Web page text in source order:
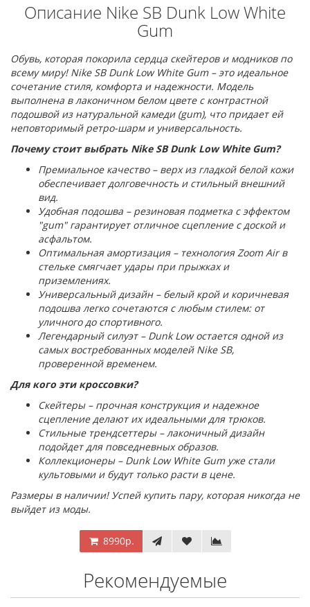
Описание Nike SB Dunk Low White
Gum
Обувь, которая покорила сердца скейтеров и модников по
всему миру! Nike SB Dunk Low White Gum – это идеальное
сочетание стиля, комфорта и надежности. Модель
выполнена в лаконичном белом цвете с контрастной
подошвой из натуральной камеди (gum), что придает ей
неповторимый ретро-шарм и универсальность.
Почему стоит выбрать Nike SB Dunk Low White Gum?
Премиальное качество – верх из гладкой белой кожи
обеспечивает долговечность и стильный внешний
вид.
Удобная подошва – резиновая подметка с эффектом
"gum" гарантирует отличное сцепление с доской и
асфальтом.
Оптимальная амортизация – технология Zoom Air в
стельке смягчает удары при прыжках и
приземлениях.
Универсальный дизайн – белый крой и коричневая
подошва легко сочетаются с любым стилем: от
уличного до спортивного.
Легендарный силуэт – Dunk Low остается одной из
самых востребованных моделей Nike SB,
проверенной временем.
Для кого эти кроссовки?
Скейтеры – прочная конструкция и надежное
сцепление делают их идеальными для трюков.
Стильные трендсеттеры – лаконичный дизайн
подойдет для повседневных образов.
Коллекционеры – Dunk Low White Gum уже стали
культовыми и будут только расти в цене.
Размеры в наличии! Успей купить пару, которая никогда не
выйдет из моды.
8990р.
Рекомендуемые